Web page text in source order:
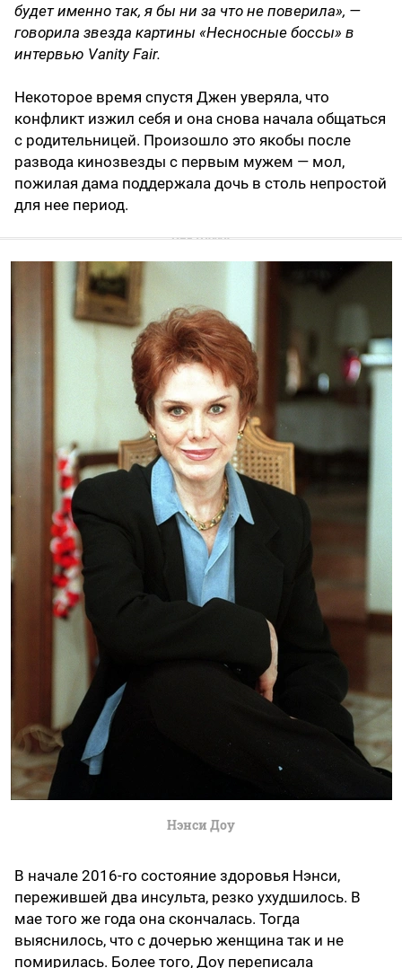
будет именно так, я бы ни за что не поверила», —
говорила звезда картины «Несносные боссы» в
интервью Vanity Fair.
Некоторое время спустя Джен уверяла, что
конфликт изжил себя и она снова начала общаться
с родительницей. Произошло это якобы после
развода кинозвезды с первым мужем — мол,
пожилая дама поддержала дочь в столь непростой
для нее период.
Нэнси Доу
В начале 2016-го состояние здоровья Нэнси,
пережившей два инсульта, резко ухудшилось. В
мае того же года она скончалась. Тогда
выяснилось, что с дочерью женщина так и не
помирилась. Более того, Доу переписала